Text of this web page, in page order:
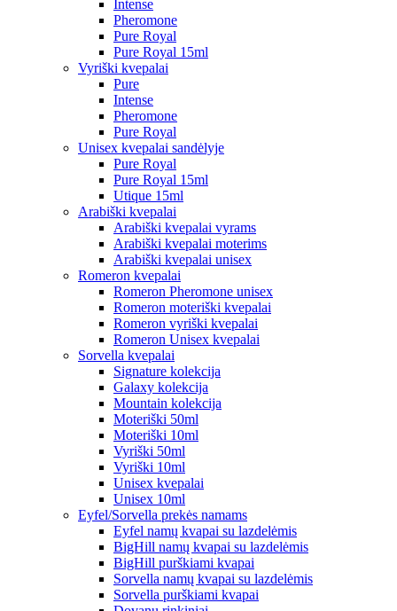
Intense
Pheromone
Pure Royal
Pure Royal 15ml
Vyriški kvepalai
Pure
Intense
Pheromone
Pure Royal
Unisex kvepalai sandėlyje
Pure Royal
Pure Royal 15ml
Utique 15ml
Arabiški kvepalai
Arabiški kvepalai vyrams
Arabiški kvepalai moterims
Arabiški kvepalai unisex
Romeron kvepalai
Romeron Pheromone unisex
Romeron moteriški kvepalai
Romeron vyriški kvepalai
Romeron Unisex kvepalai
Sorvella kvepalai
Signature kolekcija
Galaxy kolekcija
Mountain kolekcija
Moteriški 50ml
Moteriški 10ml
Vyriški 50ml
Vyriški 10ml
Unisex kvepalai
Unisex 10ml
Eyfel/Sorvella prekės namams
Eyfel namų kvapai su lazdelėmis
BigHill namų kvapai su lazdelėmis
BigHill purškiami kvapai
Sorvella namų kvapai su lazdelėmis
Sorvella purškiami kvapai